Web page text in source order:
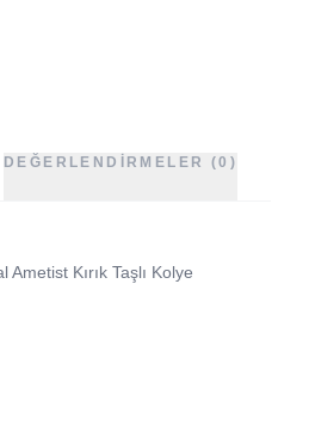
DEĞERLENDIRMELER (0)
Ametist Kırık Taşlı Kolye